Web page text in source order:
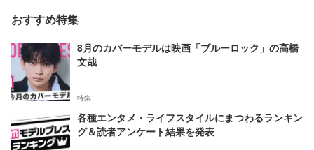
おすすめ特集
8月のカバーモデルは映画「ブルーロック」の高橋
文哉
特集
各種エンタメ・ライフスタイルにまつわるランキン
グ＆読者アンケート結果を発表